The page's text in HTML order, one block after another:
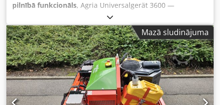
pilnībā funkcionāls, Agria Universalgerät 3600 —
izlaiduma gads: 2023 Lietots, no Kurt König Baumaschinen
GmbH, Einbeck profesionālās īres parka. Stāvoklis un
piezīmes: Dsdpfxsy A E H Uo Af Rjck - Stāvoklis: Lietots no
nomas, regulāri apkopots - Funkcionalitāte: Pilnībā
darbspējīgs - Produktu attēli ir paraugi un attēlo ierīci
jaunā stāvoklī — faktiskā stāvokļa izmaiņas atkarībā no
lietošanas ilguma - Apskate iespējama 37574 Einbeck pēc
vienošanās Cena 4.900 EUR bez PVN | EXW Einbeck |
Piegāde pēc pieprasījuma
Mazā sludinājuma